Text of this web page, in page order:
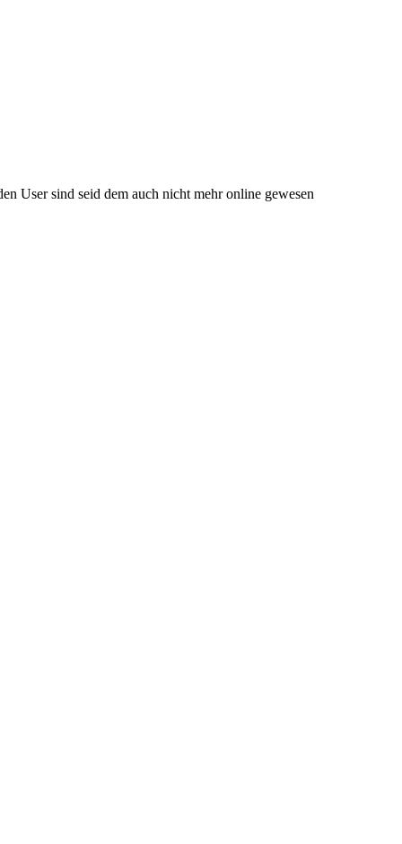
User sind seid dem auch nicht mehr online gewesen